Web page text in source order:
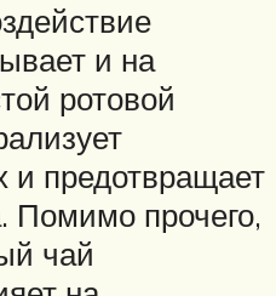
и на
ротовой
и предотвращает
Помимо прочего,
чай